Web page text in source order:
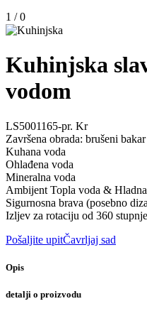
1 / 0
Kuhinjska
vodom
LS5001165-pr. Kr
Završena obrada: brušeni bakar
Kuhana voda
Ohlađena voda
Mineralna voda
Ambijent Topla voda &
Sigurnosna brava (posebno
Izljev za rotaciju od 360
Pošaljite upitČavrljaj sad
Opis
detalji o proizvodu